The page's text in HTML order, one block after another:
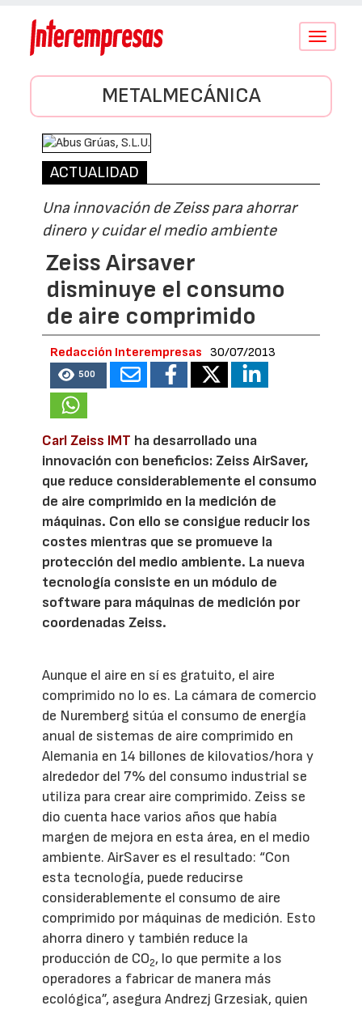
Conmutar
METALMECÁNICA
ACTUALIDAD
Una innovación de Zeiss para ahorrar
dinero y cuidar el medio ambiente
Zeiss Airsaver
disminuye el consumo
de aire comprimido
Redacción Interempresas 30/07/2013
500
Carl Zeiss IMT ha desarrollado una
innovación con beneficios: Zeiss AirSaver,
que reduce considerablemente el consumo
de aire comprimido en la medición de
máquinas. Con ello se consigue reducir los
costes mientras que se promueve la
protección del medio ambiente. La nueva
tecnología consiste en un módulo de
software para máquinas de medición por
coordenadas Zeiss.
Aunque el aire en sí es gratuito, el aire
comprimido no lo es. La cámara de comercio
de Nuremberg sitúa el consumo de energía
anual de sistemas de aire comprimido en
Alemania en 14 billones de kilovatios/hora y
alrededor del 7% del consumo industrial se
utiliza para crear aire comprimido. Zeiss se
dio cuenta hace varios años que había
margen de mejora en esta área, en el medio
ambiente. AirSaver es el resultado: “Con
esta tecnología, puede reducirse
considerablemente el consumo de aire
comprimido por máquinas de medición. Esto
ahorra dinero y también reduce la
producción de CO2, lo que permite a los
operadores a fabricar de manera más
ecológica”, asegura Andrezj Grzesiak, quien